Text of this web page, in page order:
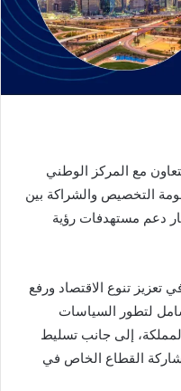
مع المركز الوطني
التخصيص والشراكة بين
دعم مستهدفات رؤية
تنوع الاقتصاد ورفع
لتطور السياسات
إلى جانب تسليط
القطاع الخاص في